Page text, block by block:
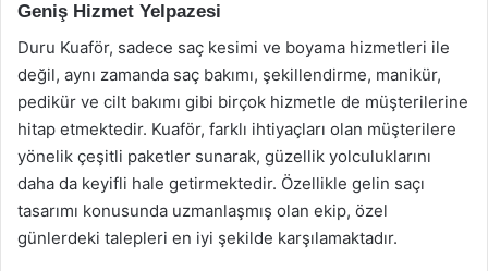
Geniş Hizmet Yelpazesi
Duru Kuaför, sadece saç kesimi ve boyama hizmetleri ile
değil, aynı zamanda saç bakımı, şekillendirme, manikür,
pedikür ve cilt bakımı gibi birçok hizmetle de müşterilerine
hitap etmektedir. Kuaför, farklı ihtiyaçları olan müşterilere
yönelik çeşitli paketler sunarak, güzellik yolculuklarını
daha da keyifli hale getirmektedir. Özellikle gelin saçı
tasarımı konusunda uzmanlaşmış olan ekip, özel
günlerdeki talepleri en iyi şekilde karşılamaktadır.